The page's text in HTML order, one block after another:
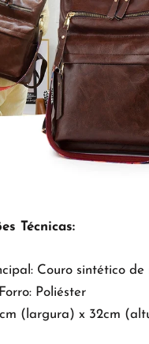
Técnicas:
Couro sintético de
Poliéster
(largura) x 32cm